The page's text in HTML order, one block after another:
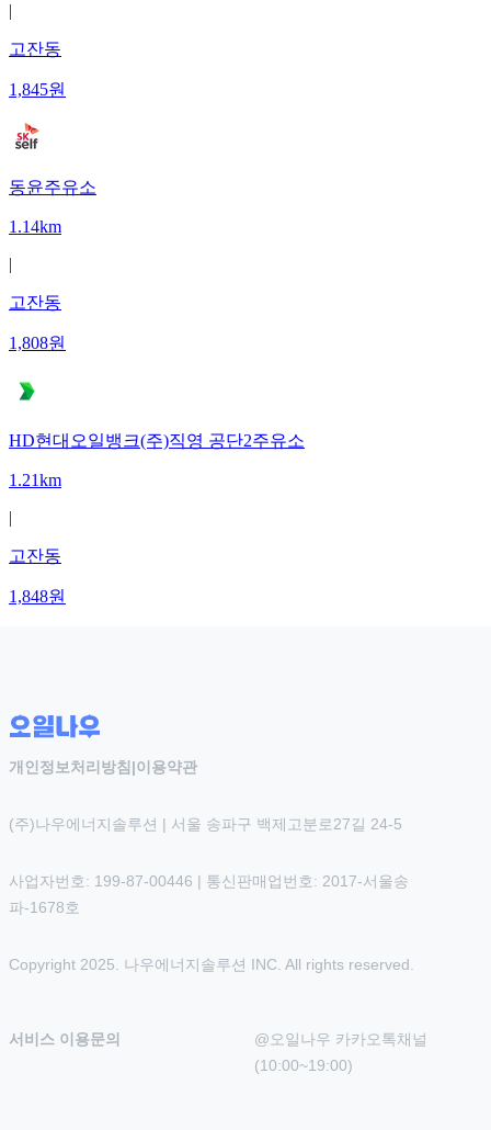
|
고잔동
1,845원
동윤주유소
1.14km
|
고잔동
1,808원
HD현대오일뱅크(주)직영 공단2주유소
1.21km
|
고잔동
1,848원
개인정보처리방침 |이용약관
(주)나우에너지솔루션 | 서울 송파구 백제고분로27길 24-5
사업자번호: 199-87-00446 | 통신판매업번호: 2017-서울송
파-1678호
Copyright 2025. 나우에너지솔루션 INC. All rights reserved.
서비스 이용문의
@오일나우 카카오톡채널
(10:00~19:00)